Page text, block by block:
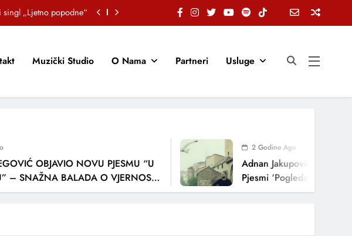
pjesmu „Sreća je“
Travnik je voljeti lako
Muzički Studio O Nama Partneri Usluge
OBJAVIO NOVU PJESMU “U
BALADA O VJERNOSTI,
KOJE NAS MIJENJA
2 Godine Ago
Adnan Jakupović Donosi
Pjesmi ‘Pogledaj Me’